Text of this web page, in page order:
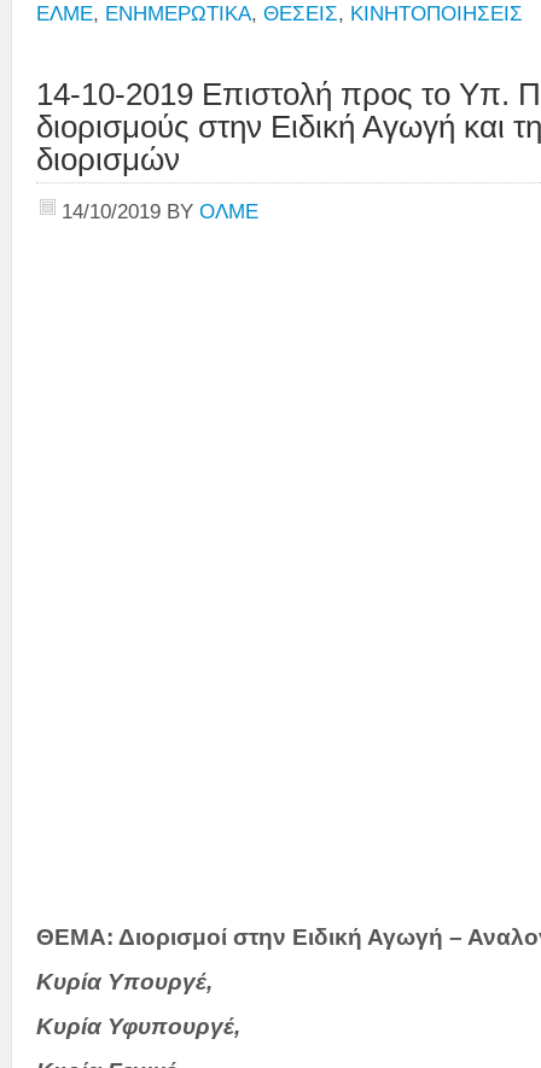
ΕΛΜΕ, ΕΝΗΜΕΡΩΤΙΚΑ, ΘΕΣΕΙΣ, ΚΙΝΗΤΟΠΟΙΗΣΕΙΣ
14-10-2019 Επιστολή προς το Υπ.
διορισμούς στην Ειδική Αγωγή και
διορισμών
14/10/2019 BY ΟΛΜΕ
ΘΕΜΑ: Διορισμοί στην Ειδική Αγωγή –
Κυρία Υπουργέ,
Κυρία Υφυπουργέ,